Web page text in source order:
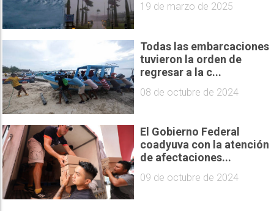
19 de marzo de 2025
Todas las embarcaciones
tuvieron la orden de
regresar a la c...
08 de octubre de 2024
El Gobierno Federal
coadyuva con la atención
de afectaciones...
09 de octubre de 2024